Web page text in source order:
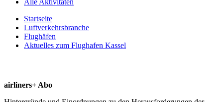
Startseite
Luftverkehrsbranche
Flughäfen
Aktuelles zum Flughafen Kassel
airliners+ Abo